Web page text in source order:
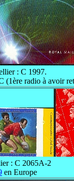
: C 1997.
(1ère radio à avoir
: C 2065A-2
en Europe